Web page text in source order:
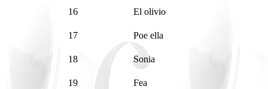
16
El olivio
17 Poe ella
18 Sonia
19 Fea